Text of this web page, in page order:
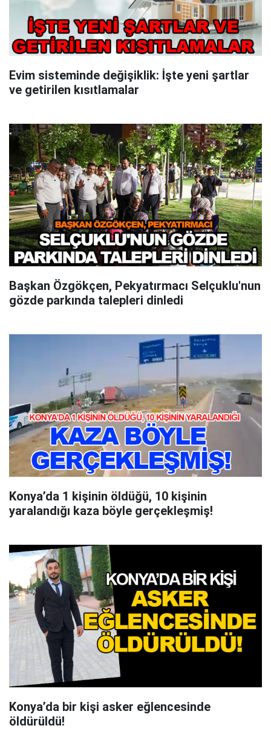
Evim sisteminde değişiklik: İşte yeni şartlar
ve getirilen kısıtlamalar
Başkan Özgökçen, Pekyatırmacı Selçuklu'nun
gözde parkında talepleri dinledi
Konya’da 1 kişinin öldüğü, 10 kişinin
yaralandığı kaza böyle gerçekleşmiş!
Konya’da bir kişi asker eğlencesinde
öldürüldü!